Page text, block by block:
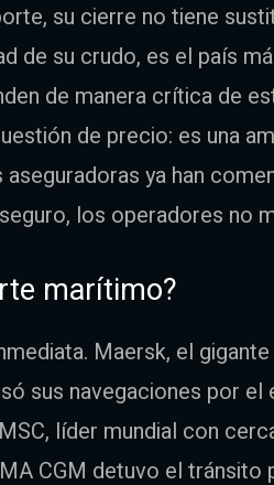
su cierre no tiene
de su crudo, es el país
de manera crítica de
de precio: es una
ya han
los operadores no
marítimo?
Maersk, el
sus navegaciones por
líder mundial con
CGM detuvo el tránsito